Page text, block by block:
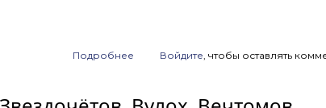
Подробнее
ArtSale.info
Войдите, чтобы оставлять